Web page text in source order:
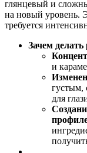
глянцевый и
на новый уровень.
требуется
Зачем
и
густым,
для